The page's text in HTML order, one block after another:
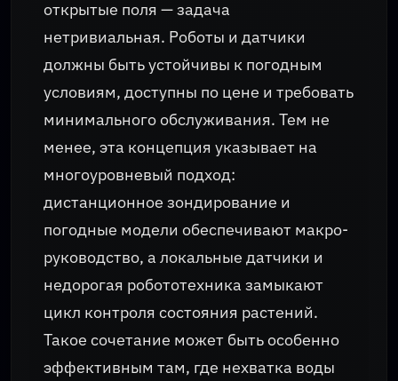
открытые поля — задача
нетривиальная. Роботы и датчики
должны быть устойчивы к погодным
условиям, доступны по цене и требовать
минимального обслуживания. Тем не
менее, эта концепция указывает на
многоуровневый подход:
дистанционное зондирование и
погодные модели обеспечивают макро-
руководство, а локальные датчики и
недорогая робототехника замыкают
цикл контроля состояния растений.
Такое сочетание может быть особенно
эффективным там, где нехватка воды